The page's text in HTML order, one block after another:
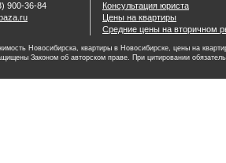
900-36-84
Консультация юриста
Цены на квартиры
Средние цены на вторичном
Новосибирска, квартиры в Новосибирске, цены на
Законом об авторском праве. При цитировании